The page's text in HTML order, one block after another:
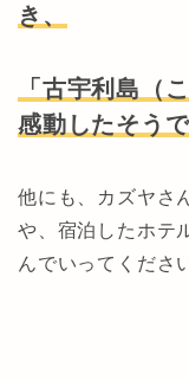
き、
「古宇利島（
感動したそう
他にも、カズヤさ
や、宿泊したホテ
んでいってくださ